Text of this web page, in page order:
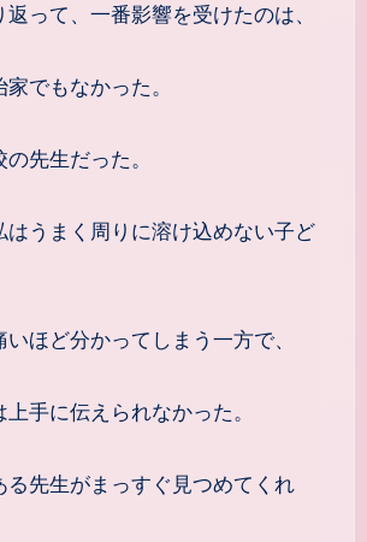
って、一番影響を受けたのは、
でもなかった。
先生だった。
はうまく周りに溶け込めない子ど
ほど分かってしまう一方で、
手に伝えられなかった。
る先生がまっすぐ見つめてくれ